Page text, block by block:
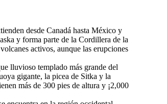
desde Canadá hasta México y
y forma parte de la Cordillera de la
activos, aunque las erupciones
lluvioso templado más grande del
gigante, la picea de Sitka y la
más de 300 pies de altura y ¡2,000